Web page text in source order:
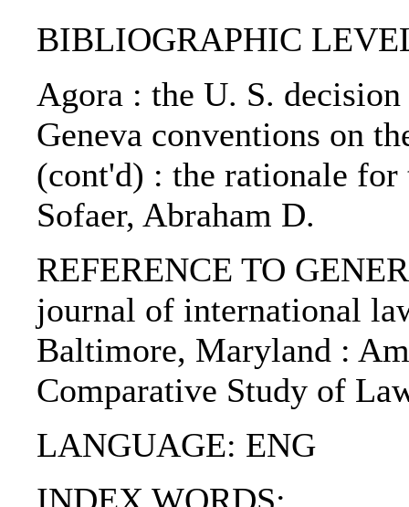
BIBLIOGRAPHIC
Agora : the U. S.
Geneva conventions on
(cont'd) : the rationale for
Sofaer, Abraham D.
REFERENCE TO
journal of international
Baltimore, Maryland :
Comparative Study of
LANGUAGE: ENG